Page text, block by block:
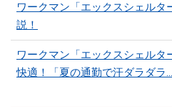
ワークマン「エックスシェルタ
説！
ワークマン「エックスシェルタ
快適！「夏の通勤で汗ダラダラ